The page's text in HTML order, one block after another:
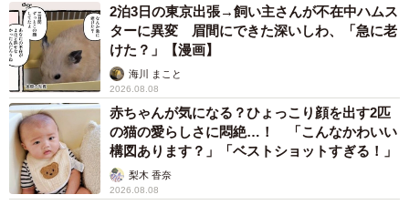
2泊3日の東京出張→飼い主さんが不在中ハムス
ターに異変 眉間にできた深いしわ、「急に老
けた？」【漫画】
海川 まこと
2026.08.08
赤ちゃんが気になる？ひょっこり顔を出す2匹
の猫の愛らしさに悶絶…！ 「こんなかわいい
構図あります？」「ベストショットすぎる！」
梨木 香奈
2026.08.08